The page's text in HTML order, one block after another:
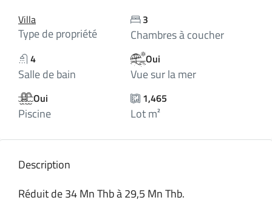
Villa
Type de propriété
3
Chambres à coucher
4
Salle de bain
Oui
Vue sur la mer
Oui
Piscine
1,465
Lot m²
Description
Réduit de 34 Mn Thb à 29,5 Mn Thb.